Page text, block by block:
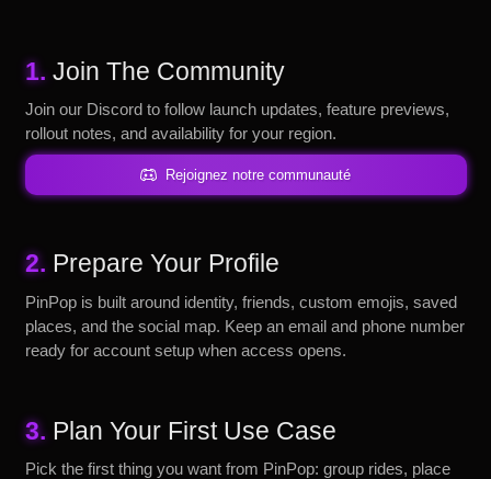
1. Join The Community
Join our Discord to follow launch updates, feature previews,
rollout notes, and availability for your region.
Rejoignez notre communauté
2. Prepare Your Profile
PinPop is built around identity, friends, custom emojis, saved
places, and the social map. Keep an email and phone number
ready for account setup when access opens.
3. Plan Your First Use Case
Pick the first thing you want from PinPop: group rides, place